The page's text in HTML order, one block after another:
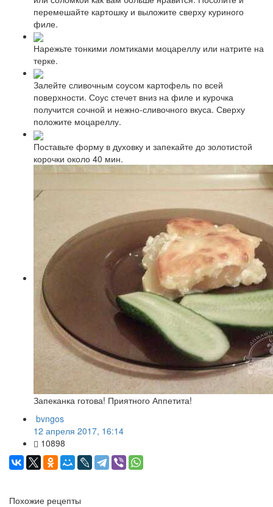
перемешайте картошку и выложите сверху куриного
филе.
Нарежьте тонкими ломтиками моцареллу или натрите на
терке.
Залейте сливочным соусом картофель по всей
поверхности. Соус стечет вниз на филе и курочка
получится сочной и нежно-сливочного вкуса. Сверху
положите моцареллу.
Поставьте форму в духовку и запекайте до золотистой
корочки около 40 мин.
Запеканка готова! Приятного Аппетита!
bvngos
12 апреля 2017, 16:14
10898
Похожие рецепты